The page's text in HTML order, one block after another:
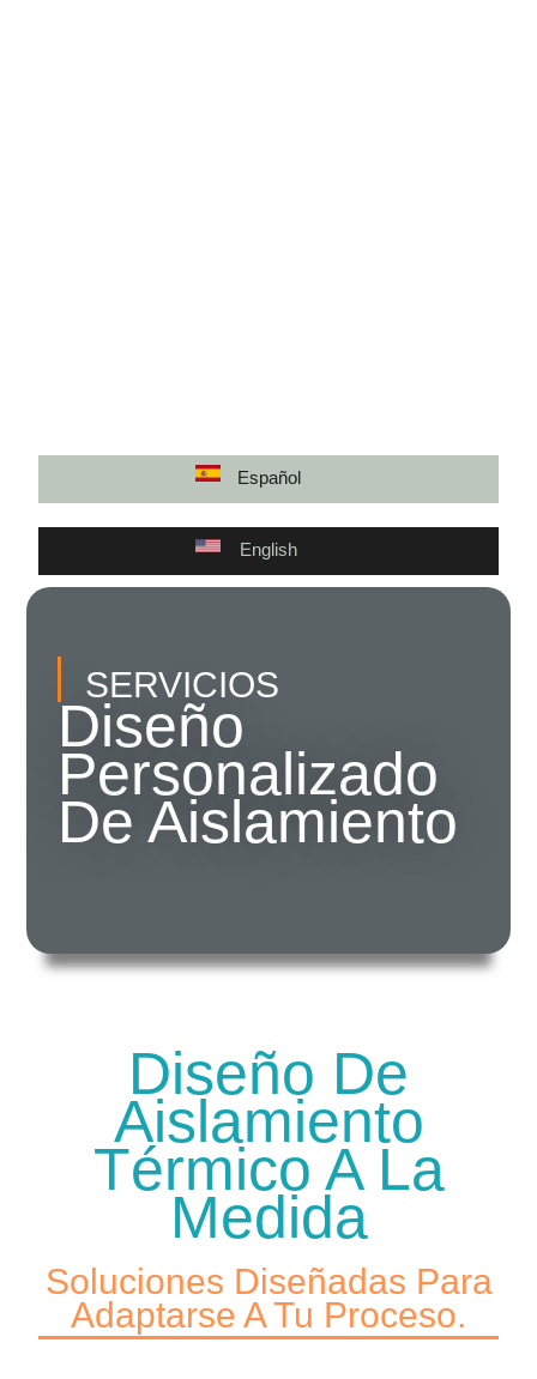
Español
English
SERVICIOS
Diseño
Personalizado
De Aislamiento
Diseño De
Aislamiento
Térmico A La
Medida
Soluciones Diseñadas Para
Adaptarse A Tu Proceso.